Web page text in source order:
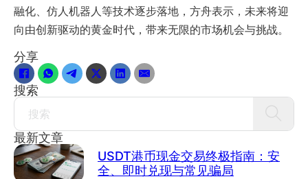
融化、仿人机器人等技术逐步落地，方舟表示，未来将迎
向由创新驱动的黄金时代，带来无限的市场机会与挑战。
分享
搜索
Search
最新文章
USDT港币现金交易终极指南：安
全、即时兑现与常见骗局